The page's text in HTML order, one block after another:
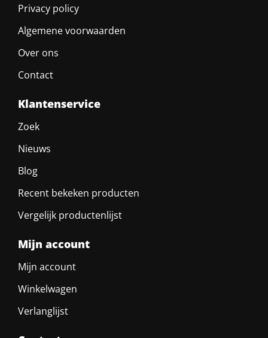
Privacy policy
Algemene voorwaarden
Over ons
Contact
Klantenservice
Zoek
Nieuws
Blog
Recent bekeken producten
Vergelijk productenlijst
Mijn account
Mijn account
Winkelwagen
Verlanglijst